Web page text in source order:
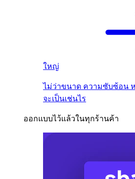
ใหญ่
ไม่ว่าขนาด ความซับซ้อน
จะเป็นเช่นไร
ออกแบบไว้แล้วในทุกร้านค้า